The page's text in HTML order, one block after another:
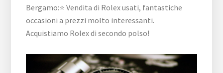
Bergamo:⭐ Vendita di Rolex usati, fantastiche
occasioni a prezzi molto interessanti.
Acquistiamo Rolex di secondo polso!